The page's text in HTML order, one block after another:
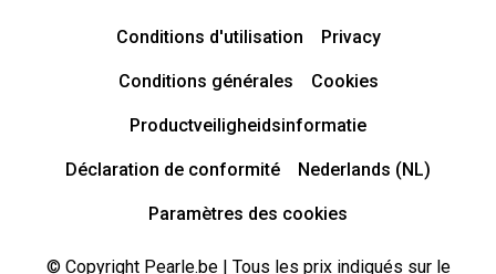
Conditions d'utilisation Privacy
Conditions générales Cookies
Productveiligheidsinformatie
Déclaration de conformité Nederlands (NL)
Paramètres des cookies
© Copyright Pearle.be | Tous les prix indiqués sur le